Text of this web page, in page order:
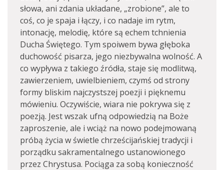
słowa, ani zdania układane, „zrobione”, ale to
coś, co je spaja i łączy, i co nadaje im rytm,
intonację, melodię, które są echem tchnienia
Ducha Świętego. Tym spoiwem bywa głęboka
duchowość pisarza, jego niezbywalna wolność. A
co wypływa z takiego źródła, staje się modlitwą,
zawierzeniem, uwielbieniem, czymś od strony
formy bliskim najczystszej poezji i pięknemu
mówieniu. Oczywiście, wiara nie pokrywa się z
poezją. Jest wszak ufną odpowiedzią na Boże
zaproszenie, ale i wciąż na nowo podejmowaną
próbą życia w świetle chrześcijańskiej tradycji i
porządku sakramentalnego ustanowionego
przez Chrystusa. Pociąga za sobą konieczność